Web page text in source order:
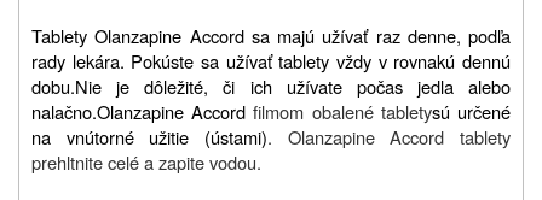
Tablety Olanzapine Accord sa majú užívať raz denne, podľa
rady lekára. Pokúste sa užívať tablety vždy v rovnakú dennú
dobu.Nie je dôležité, či ich užívate počas jedla alebo
nalačno.Olanzapine Accord filmom obalené tabletysú určené
na vnútorné užitie (ústami). Olanzapine Accord tablety
prehltnite celé a zapite vodou.